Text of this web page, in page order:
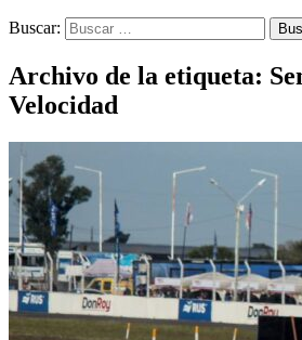
Buscar:
Archivo de la etiqueta:
Velocidad